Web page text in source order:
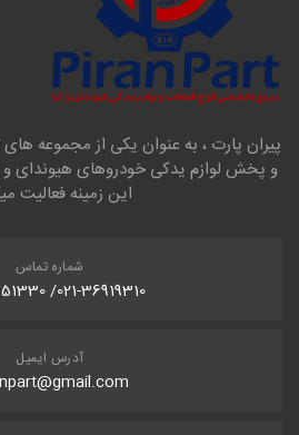
پیران پارت ، به عنوان یکی از مجموعه
این زمینه فعالیت
شماره تماس
021-36919310/ 09124751330
آدرس ایمیل